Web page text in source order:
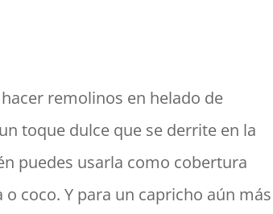
remolinos en helado de
toque dulce que se derrite en la
puedes usarla como cobertura
coco. Y para un capricho aún más